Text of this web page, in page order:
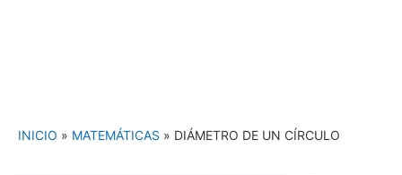
INICIO » MATEMÁTICAS » DIÁMETRO DE UN CÍRCULO